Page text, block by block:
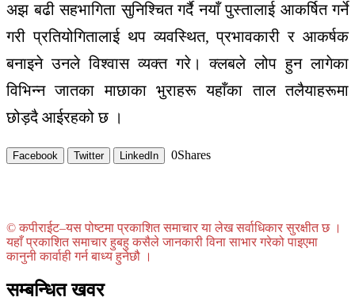
अझ बढी सहभागिता सुनिश्चित गर्दै नयाँ पुस्तालाई आकर्षित गर्ने
गरी प्रतियोगितालाई थप व्यवस्थित, प्रभावकारी र आकर्षक
बनाइने उनले विश्वास व्यक्त गरे। क्लबले लोप हुन लागेका
विभिन्न जातका माछाका भुराहरू यहाँका ताल तलैयाहरूमा
छोड़दै आईरहको छ ।
Facebook Twitter LinkedIn 0Shares
© कपीराईट–यस पोष्टमा प्रकाशित समाचार या लेख सर्वाधिकार सुरक्षीत छ ।
यहाँ प्रकाशित समाचार हुबहु कसैले जानकारी विना साभार गरेको पाइएमा
कानुनी कार्वाही गर्न बाध्य हुनेछौ ।
सम्बन्धित खवर